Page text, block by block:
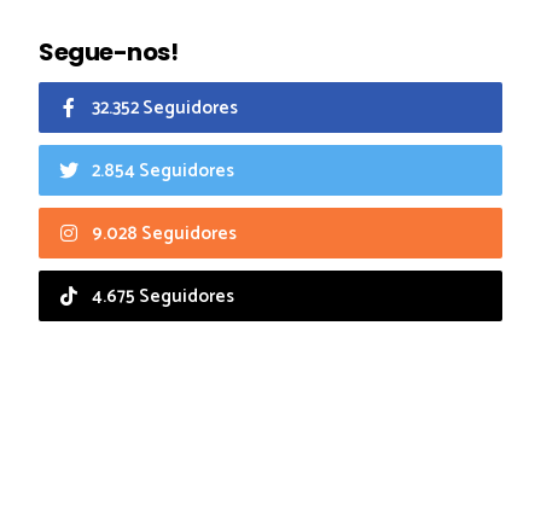
Segue-nos!
32.352 Seguidores
2.854 Seguidores
9.028 Seguidores
4.675 Seguidores